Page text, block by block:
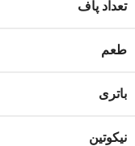
تعداد پاف
طعم
باتری
نیکوتین